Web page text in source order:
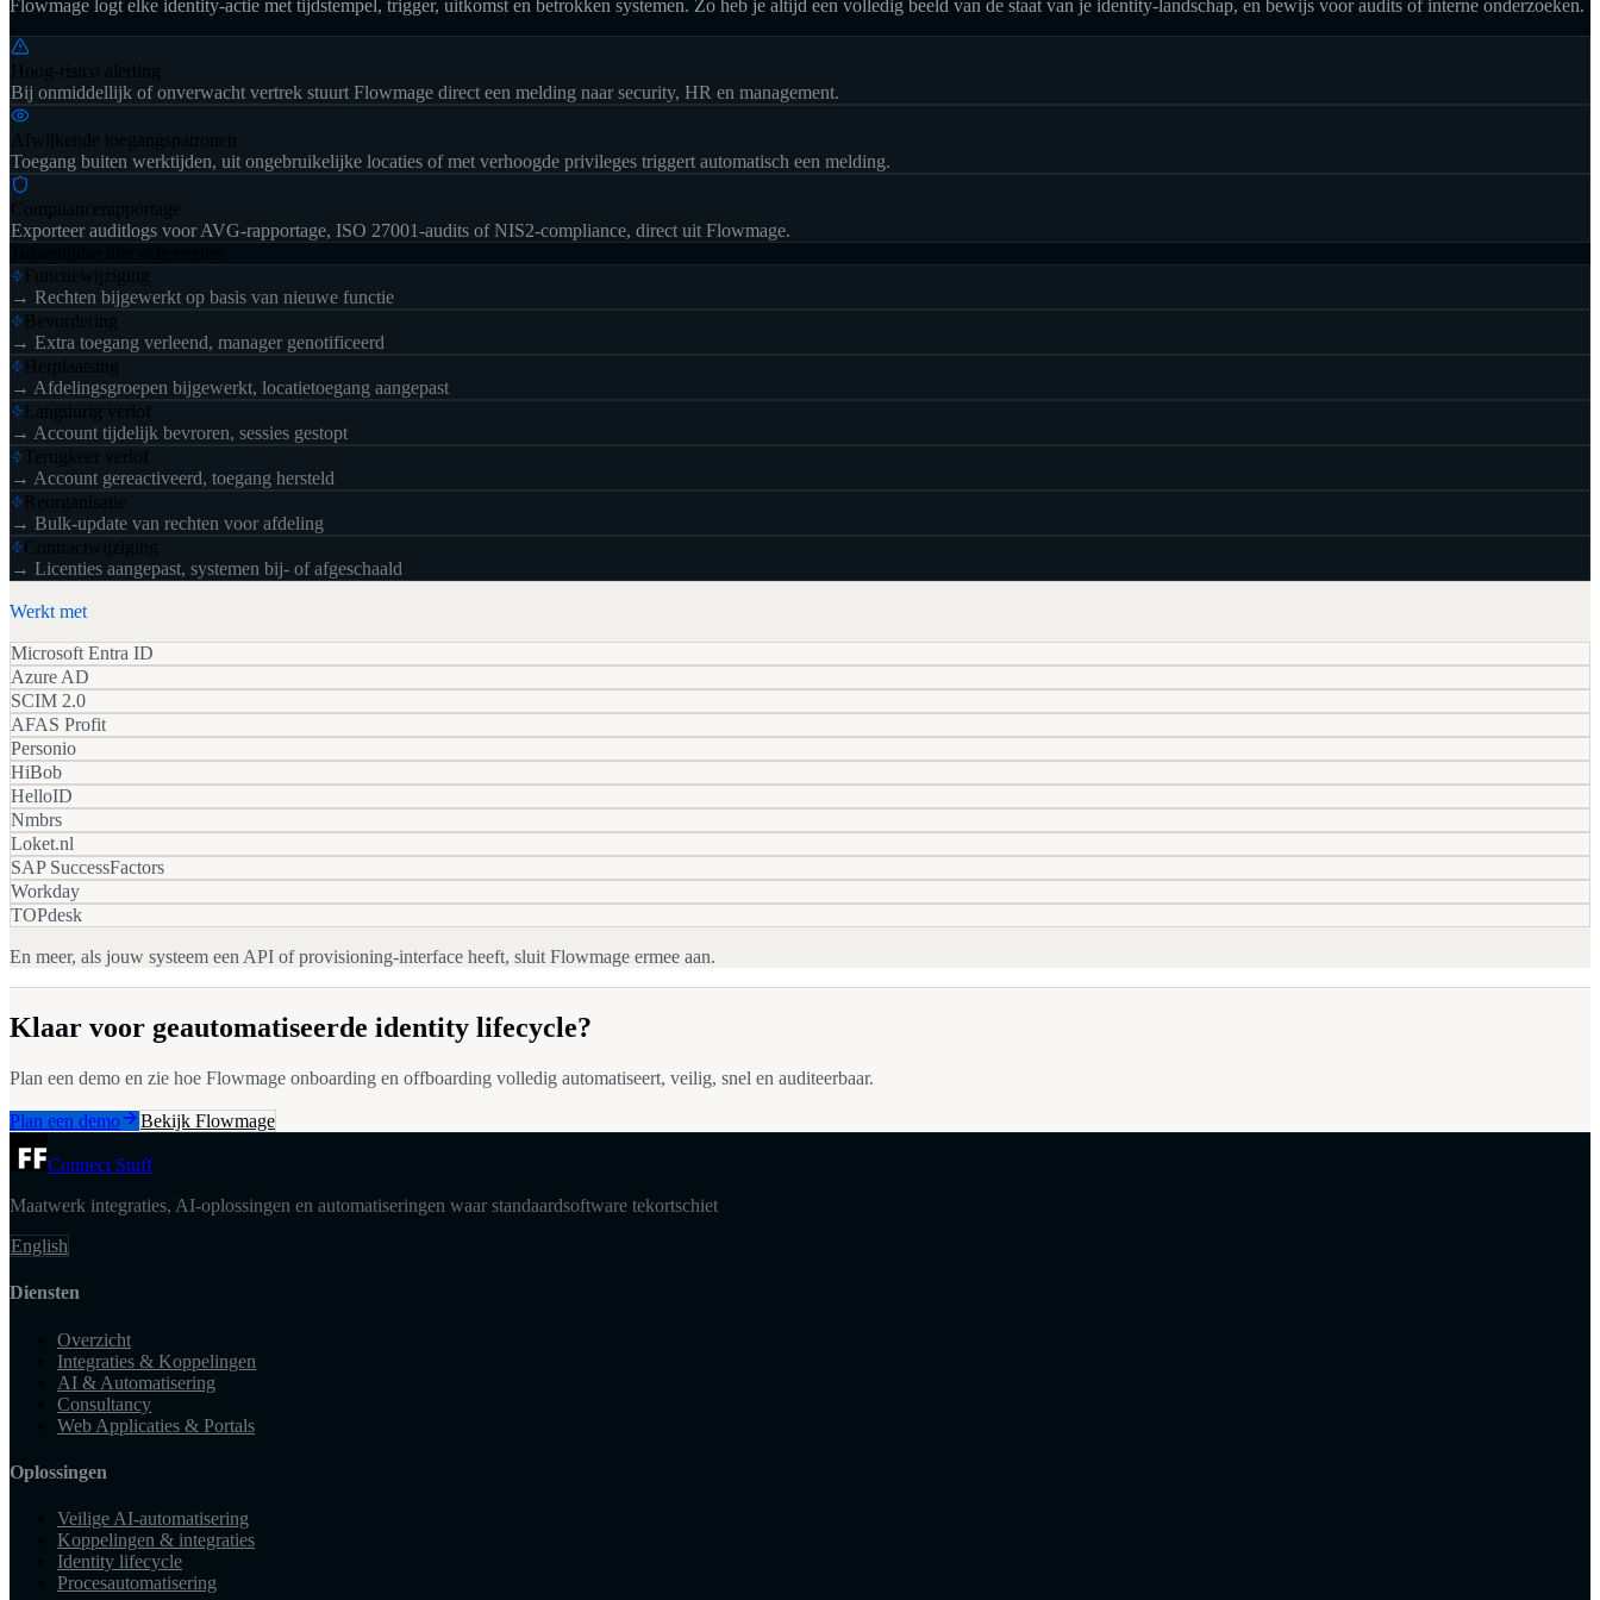
Flowmage logt elke identity-actie met tijdstempel, trigger, uitkomst en betrokken systemen. Zo heb je altijd een volledig beeld van de staat van je identity-landschap, en bewijs voor audits of interne onderzoeken.
Hoog-risico alerting
Bij onmiddellijk of onverwacht vertrek stuurt Flowmage direct een melding naar security, HR en management.
Afwijkende toegangspatronen
Toegang buiten werktijden, uit ongebruikelijke locaties of met verhoogde privileges triggert automatisch een melding.
Compliancerapportage
Exporteer auditlogs voor AVG-rapportage, ISO 27001-audits of NIS2-compliance, direct uit Flowmage.
Functiewijziging
→ Rechten bijgewerkt op basis van nieuwe functie
Bevordering
→ Extra toegang verleend, manager genotificeerd
Herplaatsing
→ Afdelingsgroepen bijgewerkt, locatietoegang aangepast
Langdurig verlof
→ Account tijdelijk bevroren, sessies gestopt
Terugkeer verlof
→ Account gereactiveerd, toegang hersteld
Reorganisatie
→ Bulk-update van rechten voor afdeling
Contractwijziging
→ Licenties aangepast, systemen bij- of afgeschaald
Werkt met
Microsoft Entra ID
Azure AD
SCIM 2.0
AFAS Profit
Personio
HiBob
HelloID
Nmbrs
Loket.nl
SAP SuccessFactors
Workday
TOPdesk
En meer, als jouw systeem een API of provisioning-interface heeft, sluit Flowmage ermee aan.
Klaar voor geautomatiseerde identity lifecycle?
Plan een demo en zie hoe Flowmage onboarding en offboarding volledig automatiseert, veilig, snel en auditeerbaar.
Plan een demo Bekijk Flowmage
Connect Stuff
Maatwerk integraties, AI-oplossingen en automatiseringen waar standaardsoftware tekortschiet
English
Diensten
Overzicht
Integraties & Koppelingen
AI & Automatisering
Consultancy
Web Applicaties & Portals
Oplossingen
Veilige AI-automatisering
Koppelingen & integraties
Identity lifecycle
Procesautomatisering